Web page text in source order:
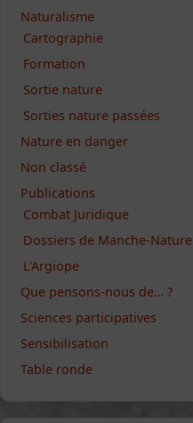
Naturalisme
Cartographie
Formation
Sortie nature
Sorties nature passées
Nature en danger
Non classé
Publications
Combat Juridique
Dossiers de Manche-Nature
L'Argiope
Que pensons-nous de… ?
Sciences participatives
Sensibilisation
Table ronde